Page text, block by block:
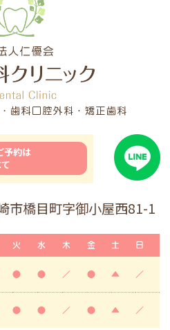
予約は
市橋目町字御小屋西81-1
火 水 木 金 土 日
● ● ／ ● ▲ ／
● ● ／ ● ▲ ／